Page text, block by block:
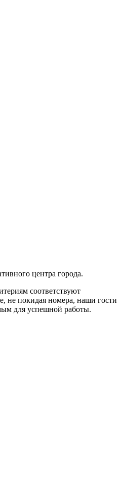
центра города.
соответствуют
не покидая номера, наши гости
для успешной работы.